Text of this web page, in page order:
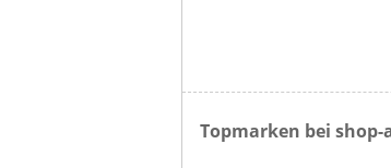
Topmarken bei